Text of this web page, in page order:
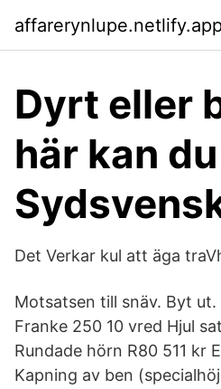
Dyrt eller
här kan
Det Verkar kul att äga
Motsatsen till snäv. Byt
Franke 250 10 vred Hjul
Rundade hörn R80 511 kr
Kapning av ben